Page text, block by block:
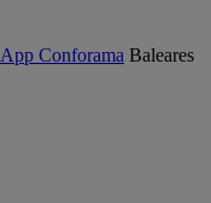
App Conforama Baleares